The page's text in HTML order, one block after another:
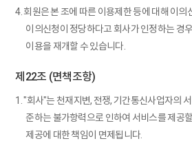
4. 회원은 본 조에 따른 이용제한 등에 대해 이의
이의신청이 정당하다고 회사가 인정하는 경
이용을 재개할 수 있습니다.
제22조 (면책조항)
1. "회사"는 천재지변, 전쟁, 기간통신사업자의
준하는 불가항력으로 인하여 서비스를 제공
제공에 대한 책임이 면제됩니다.